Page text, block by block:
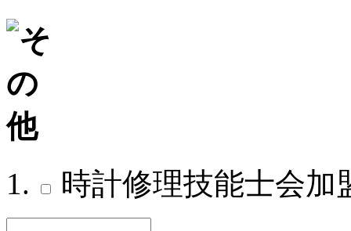
時計修理技能士会加